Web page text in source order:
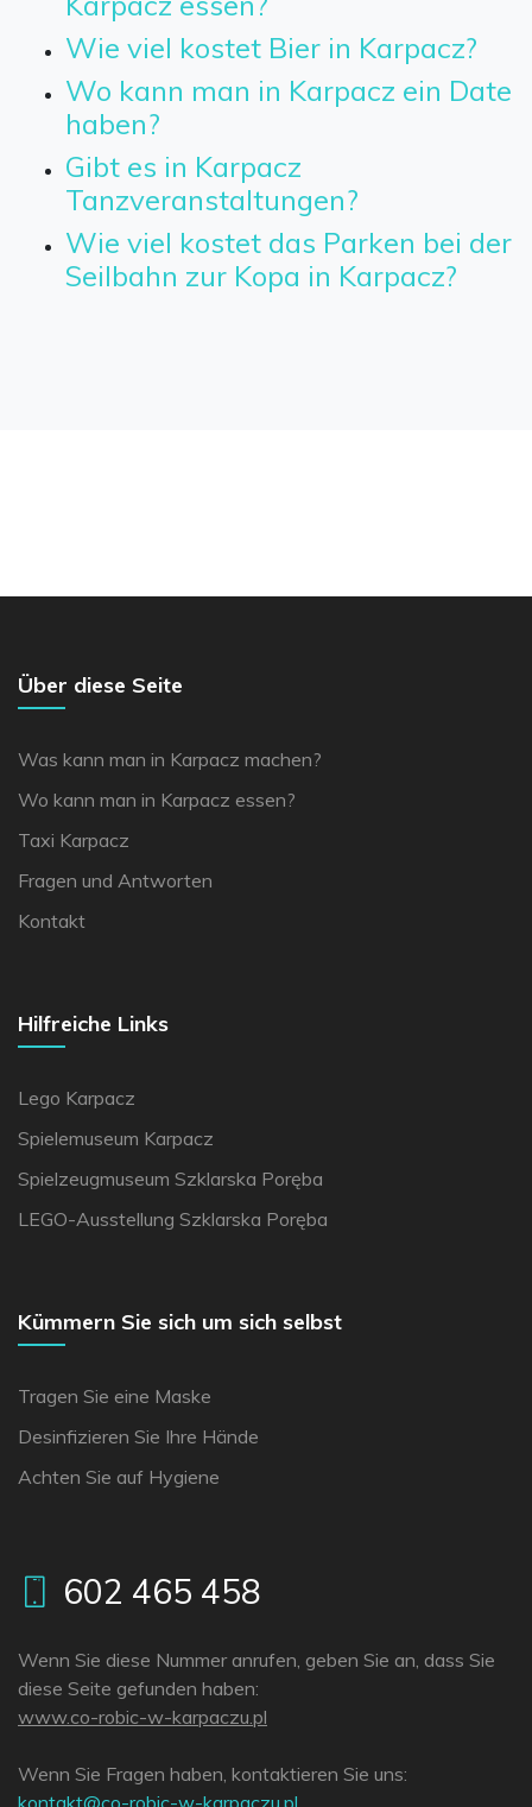
Wie viel kostet Bier in Karpacz?
Wo kann man in Karpacz ein Date
haben?
Gibt es in Karpacz
Tanzveranstaltungen?
Wie viel kostet das Parken bei der
Seilbahn zur Kopa in Karpacz?
Über diese Seite
Was kann man in Karpacz machen?
Wo kann man in Karpacz essen?
Taxi Karpacz
Fragen und Antworten
Kontakt
Hilfreiche Links
Lego Karpacz
Spielemuseum Karpacz
Spielzeugmuseum Szklarska Poręba
LEGO-Ausstellung Szklarska Poręba
Kümmern Sie sich um sich selbst
Tragen Sie eine Maske
Desinfizieren Sie Ihre Hände
Achten Sie auf Hygiene
602 465 458
Wenn Sie diese Nummer anrufen, geben Sie an, dass Sie
diese Seite gefunden haben:
www.co-robic-w-karpaczu.pl
Wenn Sie Fragen haben, kontaktieren Sie uns:
lp.uzcaprak-w-cibor-oc@tkatnok